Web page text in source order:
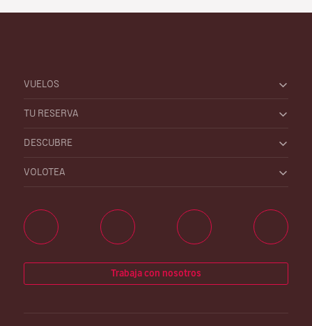
VUELOS
TU RESERVA
DESCUBRE
VOLOTEA
Trabaja con nosotros